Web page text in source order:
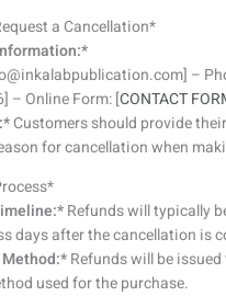
a Cancellation*
–
– Online Form: [CONTACT
Customers should provide
for cancellation when
Refunds will typically
days after the cancellation is
Refunds will be
used for the purchase.